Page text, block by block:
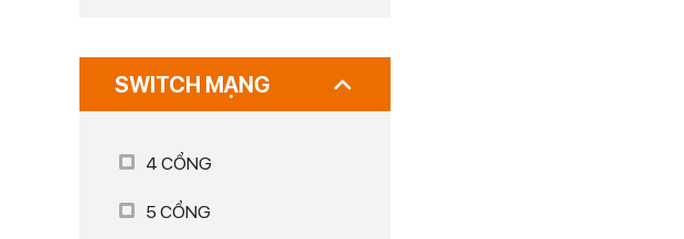
SWITCH MẠNG
4 CỔNG
5 CỔNG